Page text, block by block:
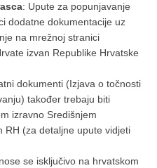
: Upute za popunjavanje
dodatne dokumentacije uz
na mrežnoj stranici
izvan Republike Hrvatske
dokumenti (Izjava o točnosti
također trebaju biti
izravno Središnjem
RH (za detaljne upute vidjeti
se isključivo na hrvatskom